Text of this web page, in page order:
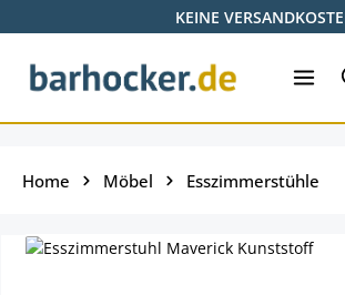
Zum Hauptinhalt springen
KEINE
Home Möbel Esszimmerstühle